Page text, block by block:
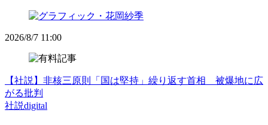
2026/8/7 11:00
【社説】非核三原則「国は堅持」繰り返す首相 被爆地に広
がる批判
社説digital